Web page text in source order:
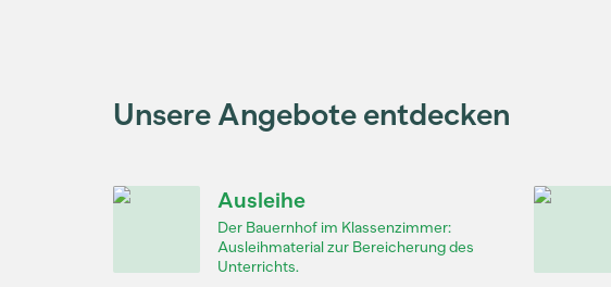
Unsere Angebote entdecken
Ausleihe
Der Bauernhof im Klassenzimmer:
Ausleihmaterial zur Bereicherung des
Unterrichts.